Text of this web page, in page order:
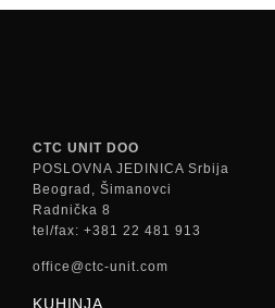
CTC UNIT DOO
POSLOVNA JEDINICA Srbija
Beograd, Šimanovci
Radnička 8
tel/fax: +381 22 481 913
office@ctc-unit.com
KUHINJA